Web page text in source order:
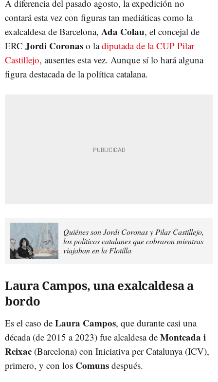
A diferencia del pasado agosto, la expedición no
contará esta vez con figuras tan mediáticas como la
exalcaldesa de Barcelona, Ada Colau, el concejal de
ERC Jordi Coronas o ladiputada de la CUP Pilar
Castillejo, ausentes esta vez. Aunque sí lo hará alguna
figura destacada de la política catalana.
Quiénes son Jordi Coronas y Pilar Castillejo,
los políticos catalanes que cobraron mientras
viajaban en la Flotilla
Laura Campos, una exalcaldesa a
bordo
Es el caso de Laura Campos, que durante casi una
década (de 2015 a 2023) fue alcaldesa de Montcada i
Reixac (Barcelona) con Iniciativa per Catalunya (ICV),
primero, y con los Comuns después.